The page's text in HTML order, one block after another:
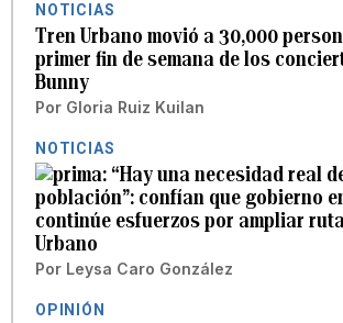
NOTICIAS
Tren Urbano movió a 30,000
primer fin de semana de los
Bunny
Por Gloria Ruiz Kuilan
NOTICIAS
“Hay una necesidad real
población”: confían que gobierno
continúe esfuerzos por ampliar
Urbano
Por Leysa Caro González
OPINIÓN